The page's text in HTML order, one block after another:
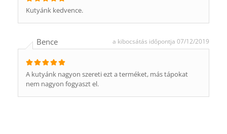
Kutyánk kedvence.
Bence a kibocsátás időpontja 07/12/2019
A kutyánk nagyon szereti ezt a terméket, más tápokat
nem nagyon fogyaszt el.